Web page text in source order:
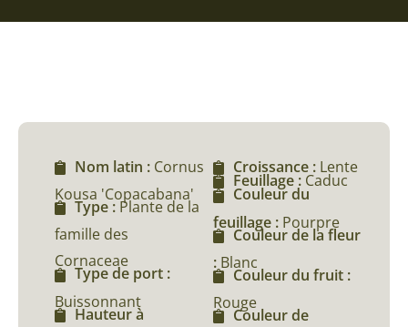
Nom latin : Cornus
Kousa 'Copacabana'
Type : Plante de la
famille des
Cornaceae
Type de port :
Buissonnant
Hauteur à
Croissance : Lente
Feuillage : Caduc
Couleur du
feuillage : Pourpre
Couleur de la fleur
: Blanc
Couleur du fruit :
Rouge
Couleur de